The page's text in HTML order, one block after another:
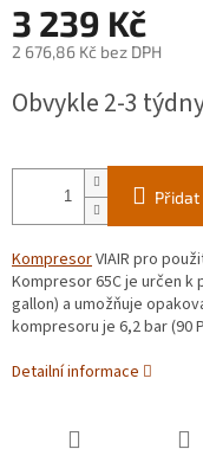
3 239 Kč
2 676,86 Kč bez DPH
cena:
Obvykle 2-3
Přidat
KompresorVIAIR pro
Kompresor 65C je určen k
gallon) a umožňuje
kompresoru je 6,2 bar (90
Detailní informace